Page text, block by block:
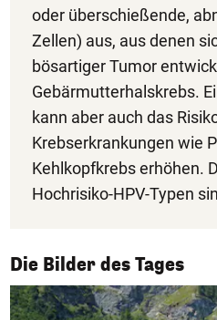
oder überschießende,
Zellen) aus, aus denen
bösartiger Tumor
Gebärmutterhalskrebs.
kann aber auch das
Krebserkrankungen wie
Kehlkopfkrebs erhöhen.
Hochrisiko-HPV-Typen
Die Bilder des Tages
1/50